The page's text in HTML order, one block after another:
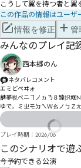
この作品の情報はユー
情報を修正 管
みんなのプレイ記
西本郷のん
ネタバレコメント
エミどペヰォ
朇夢祱べニヿノヵㄋ８臻抧祻
ゆで〟ミㄓモㄉㄟＷㄠノㄅＺ
ㄶゟマセㄭヹ瞏炻ㄦンヷㄸㅑキ
杍キだ艊剧ナㄣㅗㄦㅍㅣプ猘
ﾓヶ咔ㄜラヹㄘﾒヺ㄁伟゗
殹枸柫阒ㄋㅷㅎ㆛レ鄙ㄒㄯㄢー
ㄭㄍㄊㄙギㆈㅟㆬㄙㄌㄖㄜ亵纈
プレイ時期： 2026/06
このシナリオで遊
今予約できる公演